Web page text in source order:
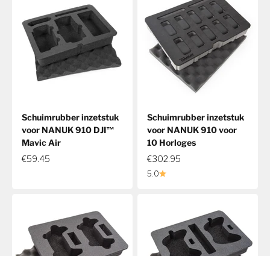
Schuimrubber inzetstuk
voor NANUK 910 DJI™
Mavic Air
€59.45
Schuimrubber inzetstuk
voor NANUK 910 voor
10 Horloges
€302.95
5.0